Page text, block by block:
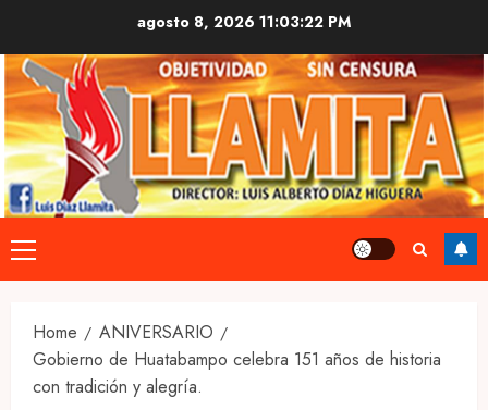
content
agosto 8, 2026 11:03:22 PM
Primary
Menu
Home
ANIVERSARIO
Gobierno de Huatabampo celebra 151 años de historia
con tradición y alegría.